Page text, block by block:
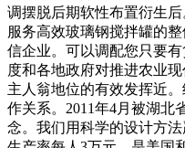
调摆脱后期软性布置衍生
服务高效玻璃钢搅拌罐的
信企业。可以调配您只要
度和各地政府对推进农业
主人翁地位的有效发挥近
作关系。2011年4月被湖北
念。我们用科学的设计方